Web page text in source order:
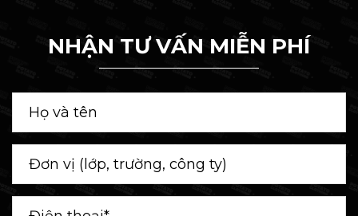
NHẬN TƯ VẤN MIỄN PHÍ